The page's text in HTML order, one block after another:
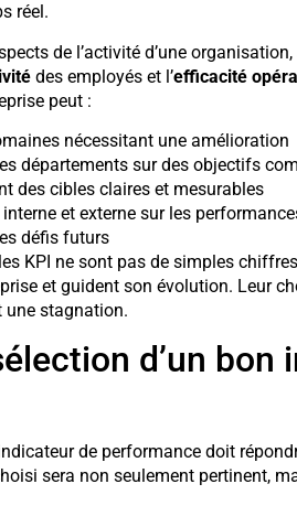
réel.
de l’activité d’une
des employés et l’efficacité
peut :
nécessitant une amélioration
départements sur des objectifs
des cibles claires et mesurables
et externe sur les
défis futurs
KPI ne sont pas de simples
et guident son évolution. Leur
une stagnation.
d’un bon
de performance doit
sera non seulement pertinent,